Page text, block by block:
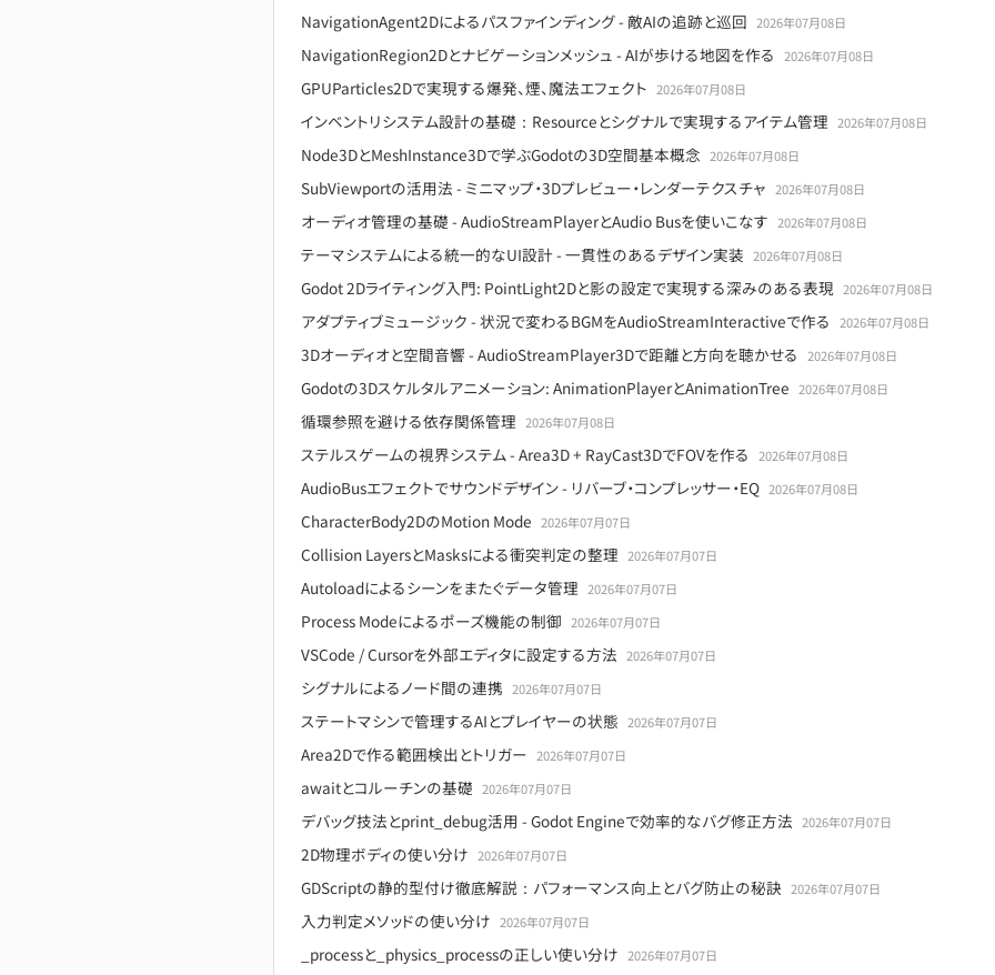
NavigationAgent2Dによるパスファインディング - 敵AIの追跡と巡回 2026年07月08日
NavigationRegion2Dとナビゲーションメッシュ - AIが歩ける地図を作る 2026年07月08日
GPUParticles2Dで実現する爆発、煙、魔法エフェクト 2026年07月08日
インベントリシステム設計の基礎：Resourceとシグナルで実現するアイテム管理 2026年07月08日
Node3DとMeshInstance3Dで学ぶGodotの3D空間基本概念 2026年07月08日
SubViewportの活用法 - ミニマップ・3Dプレビュー・レンダーテクスチャ 2026年07月08日
オーディオ管理の基礎 - AudioStreamPlayerとAudio Busを使いこなす 2026年07月08日
テーマシステムによる統一的なUI設計 - 一貫性のあるデザイン実装 2026年07月08日
Godot 2Dライティング入門: PointLight2Dと影の設定で実現する深みのある表現 2026年07月08日
アダプティブミュージック - 状況で変わるBGMをAudioStreamInteractiveで作る 2026年07月08日
3Dオーディオと空間音響 - AudioStreamPlayer3Dで距離と方向を聴かせる 2026年07月08日
Godotの3Dスケルタルアニメーション: AnimationPlayerとAnimationTree 2026年07月08日
循環参照を避ける依存関係管理 2026年07月08日
ステルスゲームの視界システム - Area3D + RayCast3DでFOVを作る 2026年07月08日
AudioBusエフェクトでサウンドデザイン - リバーブ・コンプレッサー・EQ 2026年07月08日
CharacterBody2DのMotion Mode 2026年07月07日
Collision LayersとMasksによる衝突判定の整理 2026年07月07日
Autoloadによるシーンをまたぐデータ管理 2026年07月07日
Process Modeによるポーズ機能の制御 2026年07月07日
VSCode / Cursorを外部エディタに設定する方法 2026年07月07日
シグナルによるノード間の連携 2026年07月07日
ステートマシンで管理するAIとプレイヤーの状態 2026年07月07日
Area2Dで作る範囲検出とトリガー 2026年07月07日
awaitとコルーチンの基礎 2026年07月07日
デバッグ技法とprint_debug活用 - Godot Engineで効率的なバグ修正方法 2026年07月07日
2D物理ボディの使い分け 2026年07月07日
GDScriptの静的型付け徹底解説：パフォーマンス向上とバグ防止の秘訣 2026年07月07日
入力判定メソッドの使い分け 2026年07月07日
_processと_physics_processの正しい使い分け 2026年07月07日